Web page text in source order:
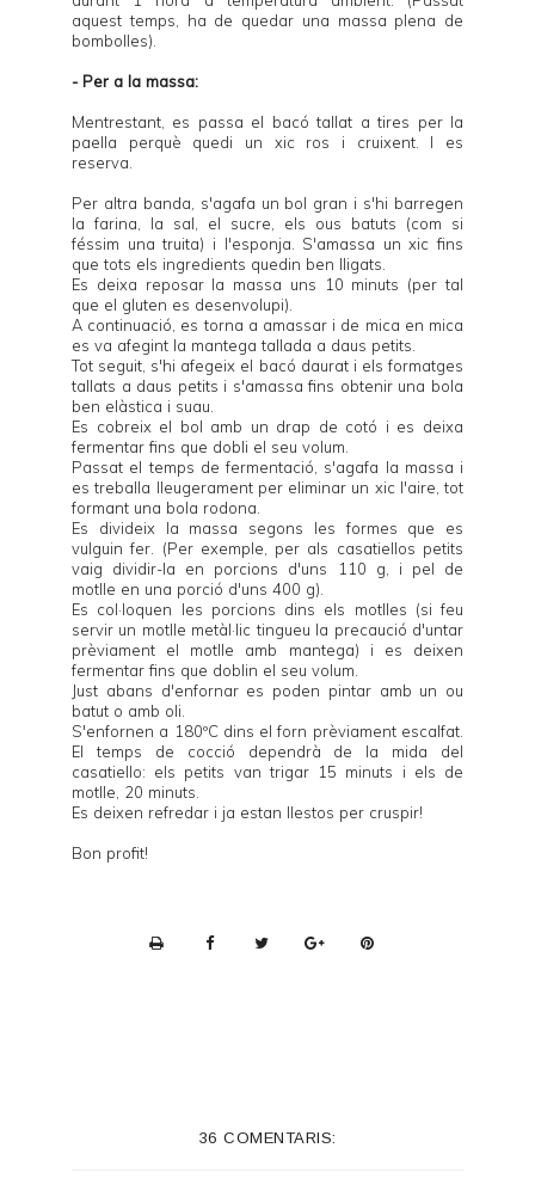
aquest temps, ha de quedar una massa plena de
bombolles).
- Per a la massa:
Mentrestant, es passa el bacó tallat a tires per la
paella perquè quedi un xic ros i cruixent. I es
reserva.
Per altra banda, s'agafa un bol gran i s'hi barregen
la farina, la sal, el sucre, els ous batuts (com si
féssim una truita) i l'esponja. S'amassa un xic fins
que tots els ingredients quedin ben lligats.
Es deixa reposar la massa uns 10 minuts (per tal
que el gluten es desenvolupi).
A continuació, es torna a amassar i de mica en mica
es va afegint la mantega tallada a daus petits.
Tot seguit, s'hi afegeix el bacó daurat i els formatges
tallats a daus petits i s'amassa fins obtenir una bola
ben elàstica i suau.
Es cobreix el bol amb un drap de cotó i es deixa
fermentar fins que dobli el seu volum.
Passat el temps de fermentació, s'agafa la massa i
es treballa lleugerament per eliminar un xic l'aire, tot
formant una bola rodona.
Es divideix la massa segons les formes que es
vulguin fer. (Per exemple, per als casatiellos petits
vaig dividir-la en porcions d'uns 110 g, i pel de
motlle en una porció d'uns 400 g).
Es col·loquen les porcions dins els motlles (si feu
servir un motlle metàl·lic tingueu la precaució d'untar
prèviament el motlle amb mantega) i es deixen
fermentar fins que doblin el seu volum.
Just abans d'enfornar es poden pintar amb un ou
batut o amb oli.
S'enfornen a 180ºC dins el forn prèviament escalfat.
El temps de cocció dependrà de la mida del
casatiello: els petits van trigar 15 minuts i els de
motlle, 20 minuts.
Es deixen refredar i ja estan llestos per cruspir!
Bon profit!
36 COMENTARIS: